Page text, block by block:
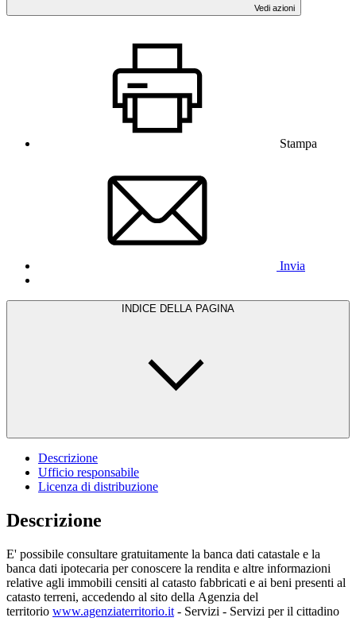
Vedi azioni
Stampa
Invia
INDICE DELLA PAGINA
Descrizione
Ufficio responsabile
Licenza di distribuzione
Descrizione
E' possibile consultare gratuitamente la banca dati catastale e la
banca dati ipotecaria per conoscere la rendita e altre informazioni
relative agli immobili censiti al catasto fabbricati e ai beni presenti al
catasto terreni, accedendo al sito della Agenzia del
territorio www.agenziaterritorio.it - Servizi - Servizi per il cittadino